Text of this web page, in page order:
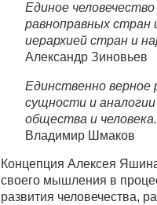
Единое
равноправных стран
иерархией стран и
Александр Зиновьев
Единственно
сущности и
общества и человека.
Владимир Шмаков
Концепция Алексея
своего мышления в
развития человечества,